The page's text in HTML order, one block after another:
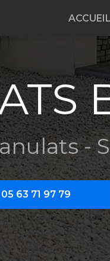
ACCUEIL
-
05 63 71 97 79